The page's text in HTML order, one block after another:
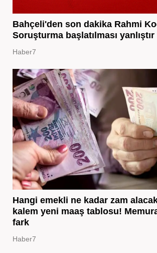
Bahçeli'den son dakika Rahmi
Soruşturma başlatılması yanlıştır
Haber7
Hangi emekli ne kadar zam
kalem yeni maaş tablosu!
fark
Haber7